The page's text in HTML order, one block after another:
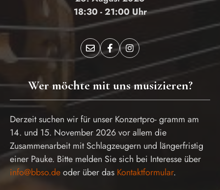
18:30 - 21:00 Uhr
Wer möchte mit uns musizieren?
Derzeit suchen wir für unser Konzertpro- gramm am
14. und 15. November 2026 vor allem die
Zusammenarbeit mit Schlagzeugern und längerfristig
einer Pauke. Bitte melden Sie sich bei Interesse über
info@bbso.deoder über das Kontaktformular.